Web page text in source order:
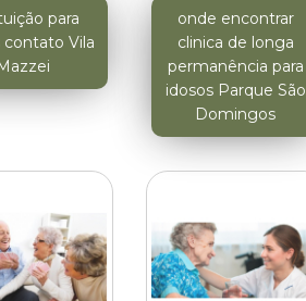
para
contato Vila
Mazzei
onde encontrar
clinica de longa
permanência para
idosos Parque São
Domingos